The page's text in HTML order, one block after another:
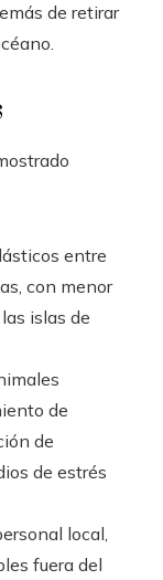
de retirar
entre
con menor
islas de
de
de
de estrés
local,
fuera del